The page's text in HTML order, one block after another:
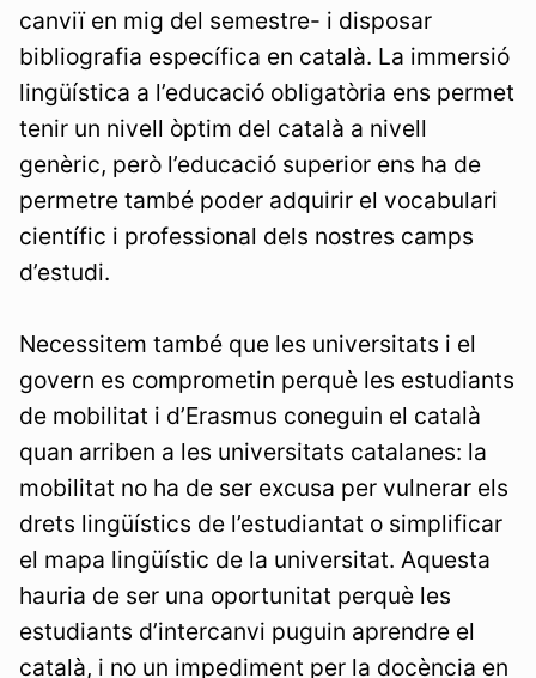
canviï en mig del semestre- i disposar
bibliografia específica en català. La immersió
lingüística a l’educació obligatòria ens permet
tenir un nivell òptim del català a nivell
genèric, però l’educació superior ens ha de
permetre també poder adquirir el vocabulari
científic i professional dels nostres camps
d’estudi.
Necessitem també que les universitats i el
govern es comprometin perquè les estudiants
de mobilitat i d’Erasmus coneguin el català
quan arriben a les universitats catalanes: la
mobilitat no ha de ser excusa per vulnerar els
drets lingüístics de l’estudiantat o simplificar
el mapa lingüístic de la universitat. Aquesta
hauria de ser una oportunitat perquè les
estudiants d’intercanvi puguin aprendre el
català, i no un impediment per la docència en